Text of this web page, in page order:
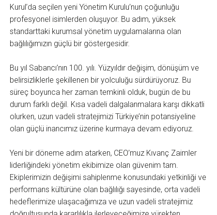
Kurul’da seçilen yeni Yönetim Kurulu’nun çoğunluğu
profesyonel isimlerden oluşuyor. Bu adım, yüksek
standarttaki kurumsal yönetim uygulamalarına olan
bağlılığımızın güçlü bir göstergesidir.
Bu yıl Sabancı’nın 100. yılı. Yüzyıldır değişim, dönüşüm ve
belirsizliklerle şekillenen bir yolculuğu sürdürüyoruz. Bu
süreç boyunca her zaman temkinli olduk, bugün de bu
durum farklı değil. Kısa vadeli dalgalanmalara karşı dikkatli
olurken, uzun vadeli stratejimizi Türkiye’nin potansiyeline
olan güçlü inancımız üzerine kurmaya devam ediyoruz.
Yeni bir döneme adım atarken, CEO’muz Kıvanç Zaimler
liderliğindeki yönetim ekibimize olan güvenim tam.
Ekiplerimizin değişimi sahiplenme konusundaki yetkinliği ve
performans kültürüne olan bağlılığı sayesinde, orta vadeli
hedeflerimize ulaşacağımıza ve uzun vadeli stratejimiz